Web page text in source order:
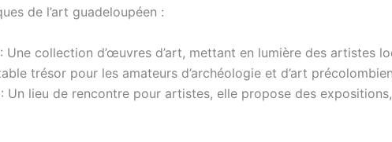
de l’art guadeloupéen :
: Une collection d’œuvres d’art, mettant en lumière des artistes
trésor pour les amateurs d’archéologie et d’art
: Un lieu de rencontre pour artistes, elle propose des